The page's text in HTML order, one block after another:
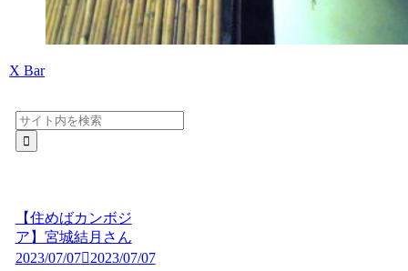
X Bar
【住めばカンボジ
ア】宮城結月さん
2023/07/07
2023/07/07